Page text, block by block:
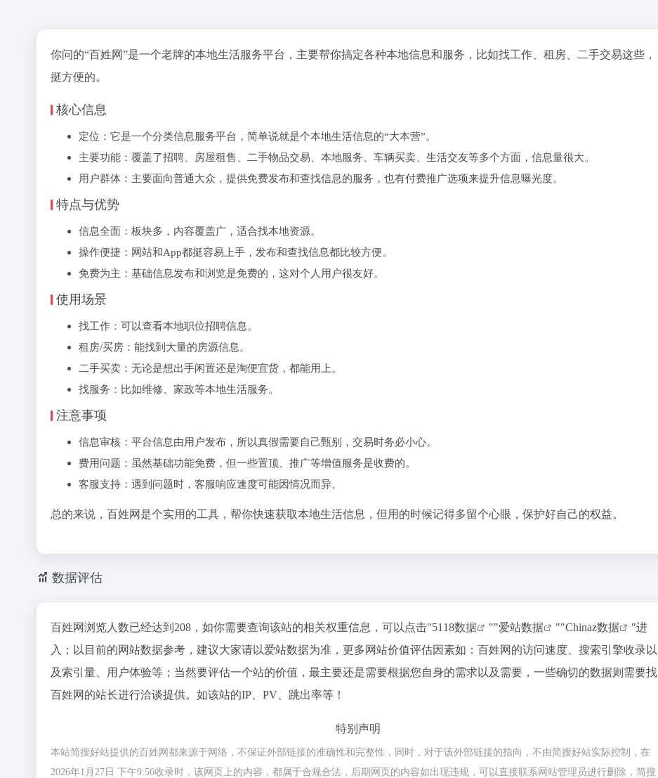
你问的“百姓网”是一个老牌的本地生活服务平台，主要帮你搞定各种本地信息和服务，比如找工作、租房、二手交易这些，
挺方便的。
核心信息
‌定位‌：它是一个‌分类信息服务平台‌，简单说就是个本地生活信息的“大本营”。
‌主要功能‌：覆盖了‌招聘、房屋租售、二手物品交易、本地服务、车辆买卖、生活交友‌等多个方面，信息量很大。
‌用户群体‌：主要面向‌普通大众‌，提供免费发布和查找信息的服务，也有付费推广选项来提升信息曝光度。
特点与优势
‌信息全面‌：板块多，内容覆盖广，适合找本地资源。
‌操作便捷‌：网站和App都挺容易上手，发布和查找信息都比较方便。
‌免费为主‌：基础信息发布和浏览是免费的，这对个人用户很友好。
使用场景
‌找工作‌：可以查看本地职位招聘信息。
‌租房/买房‌：能找到大量的房源信息。
‌二手买卖‌：无论是想出手闲置还是淘便宜货，都能用上。
‌找服务‌：比如维修、家政等本地生活服务。
注意事项
‌信息审核‌：平台信息由用户发布，所以‌真假需要自己甄别‌，交易时务必小心。
‌费用问题‌：虽然基础功能免费，但一些‌置顶、推广等增值服务是收费的‌。
‌客服支持‌：遇到问题时，客服响应速度可能因情况而异。
总的来说，百姓网是个实用的工具，帮你快速获取本地生活信息，但用的时候记得多留个心眼，保护好自己的权益。
数据评估
百姓网浏览人数已经达到208，如你需要查询该站的相关权重信息，可以点击"5118数据 ""爱站数据 ""Chinaz数据
"进
入；以目前的网站数据参考，建议大家请以爱站数据为准，更多网站价值评估因素如：百姓网的访问速度、搜索引擎收录以
及索引量、用户体验等；当然要评估一个站的价值，最主要还是需要根据您自身的需求以及需要，一些确切的数据则需要找
百姓网的站长进行洽谈提供。如该站的IP、PV、跳出率等！
特别声明
本站简搜好站提供的百姓网都来源于网络，不保证外部链接的准确性和完整性，同时，对于该外部链接的指向，不由简搜好站实际控制，在
2026年1月27日 下午9:56收录时，该网页上的内容，都属于合规合法，后期网页的内容如出现违规，可以直接联系网站管理员进行删除，简搜